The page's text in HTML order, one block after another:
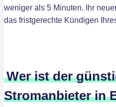
weniger als 5 Minuten. Ihr
das fristgerechte Kündigen
Wer ist der
Stromanbieter in